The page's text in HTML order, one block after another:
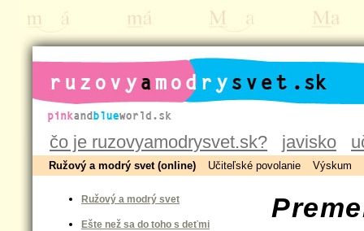
ruzovyamodrysvet.sk
čo je ruzovyamodrysvet.sk? javisko
Ružový a modrý svet (online) Učiteľské povolanie Výskum
Ružový a modrý svet
Ešte než sa do toho s deťmi